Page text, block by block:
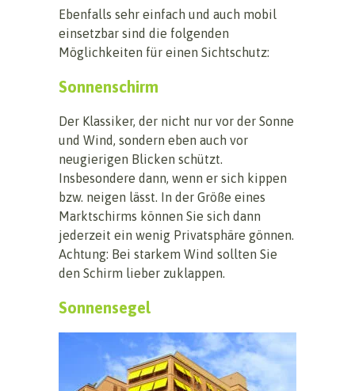
Ebenfalls sehr einfach und auch mobil
einsetzbar sind die folgenden
Möglichkeiten für einen Sichtschutz:
Sonnenschirm
Der Klassiker, der nicht nur vor der Sonne
und Wind, sondern eben auch vor
neugierigen Blicken schützt.
Insbesondere dann, wenn er sich kippen
bzw. neigen lässt. In der Größe eines
Marktschirms können Sie sich dann
jederzeit ein wenig Privatsphäre gönnen.
Achtung: Bei starkem Wind sollten Sie
den Schirm lieber zuklappen.
Sonnensegel